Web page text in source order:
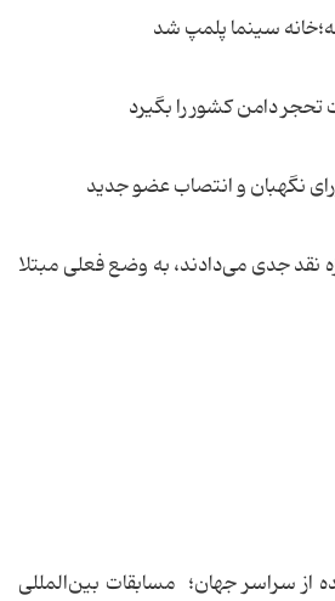
سینما پلمپ شد
دامن کشور را بگیرد
نقد جدی می‌دادند، به وضع فعلی مبتلا
از سراسر جهان؛ مسابقات بین‌المللی